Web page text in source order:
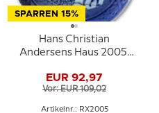
SPARREN 15%
Hans Christian
Andersens Haus 2005,
Weihnachtsteller
EUR 92,97
Vor: EUR 109,02
Artikelnr.: RX2005